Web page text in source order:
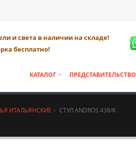
и света в наличии на складе!
бесплатно!
КАТАЛОГ ПРЕДСТАВИТЕЛЬСТВО
ИТАЛЬЯНСКИЕ СТУЛ ANDROS 438/K